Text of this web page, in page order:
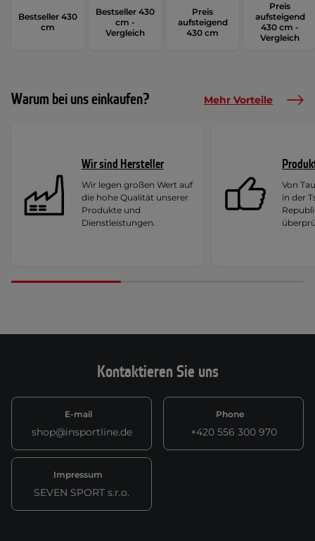
Bestseller 430
cm
Bestseller 430
cm -
Vergleich
Preis
aufsteigend
430 cm
Preis
aufsteigend
430 cm -
Vergleich
Warum bei uns einkaufen? Mehr Vorteile
Wir sind Hersteller
Wir legen großen Wert auf
die hohe Qualität unserer
Produkte und
Dienstleistungen.
Von
in der
Kontaktieren Sie uns
E-mail
shop@insportline.de
Phone
+420 556 300 970
Impressum
SEVEN SPORT s.r.o.